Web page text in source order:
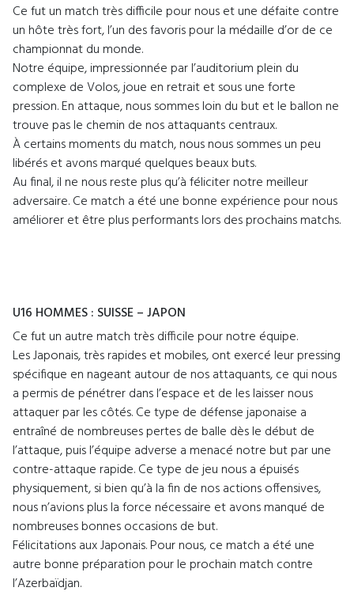
Ce fut un match très difficile pour nous et une défaite contre
un hôte très fort, l’un des favoris pour la médaille d’or de ce
championnat du monde.
Notre équipe, impressionnée par l’auditorium plein du
complexe de Volos, joue en retrait et sous une forte
pression. En attaque, nous sommes loin du but et le ballon ne
trouve pas le chemin de nos attaquants centraux.
À certains moments du match, nous nous sommes un peu
libérés et avons marqué quelques beaux buts.
Au final, il ne nous reste plus qu’à féliciter notre meilleur
adversaire. Ce match a été une bonne expérience pour nous
améliorer et être plus performants lors des prochains matchs.
U16 HOMMES : SUISSE – JAPON
Ce fut un autre match très difficile pour notre équipe.
Les Japonais, très rapides et mobiles, ont exercé leur pressing
spécifique en nageant autour de nos attaquants, ce qui nous
a permis de pénétrer dans l’espace et de les laisser nous
attaquer par les côtés. Ce type de défense japonaise a
entraîné de nombreuses pertes de balle dès le début de
l’attaque, puis l’équipe adverse a menacé notre but par une
contre-attaque rapide. Ce type de jeu nous a épuisés
physiquement, si bien qu’à la fin de nos actions offensives,
nous n’avions plus la force nécessaire et avons manqué de
nombreuses bonnes occasions de but.
Félicitations aux Japonais. Pour nous, ce match a été une
autre bonne préparation pour le prochain match contre
l’Azerbaïdjan.